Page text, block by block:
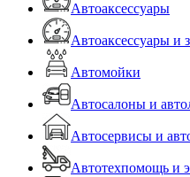
Автоаксессуары
Автоаксессуары и
Автомойки
Автосалоны и
Автосервисы и
Автотехпомощь и